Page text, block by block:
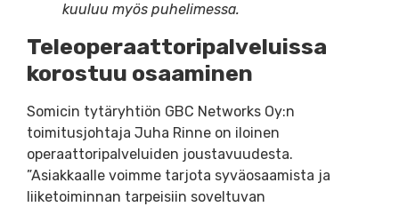
kuuluu myös puhelimessa.
Teleoperaattoripalveluissa
korostuu osaaminen
Somicin tytäryhtiön GBC Networks Oy:n
toimitusjohtaja Juha Rinne on iloinen
operaattoripalveluiden joustavuudesta.
”Asiakkaalle voimme tarjota syväosaamista ja
liiketoiminnan tarpeisiin soveltuvan